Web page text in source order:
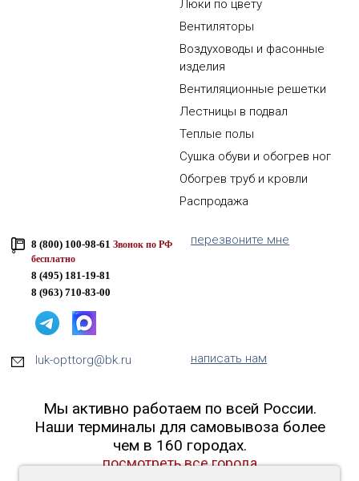
Люки по цвету
Вентиляторы
Воздуховоды и фасонные
изделия
Вентиляционные решетки
Лестницы в подвал
Теплые полы
Сушка обуви и обогрев ног
Обогрев труб и кровли
Распродажа
8 (800) 100-98-61 Звонок по РФ
бесплатно
8 (495) 181-19-81
8 (963) 710-83-00
перезвоните мне
luk-opttorg@bk.ru написать нам
Мы активно работаем по всей России.
Наши терминалы для самовывоза более
чем в 160 городах.
посмотреть все города